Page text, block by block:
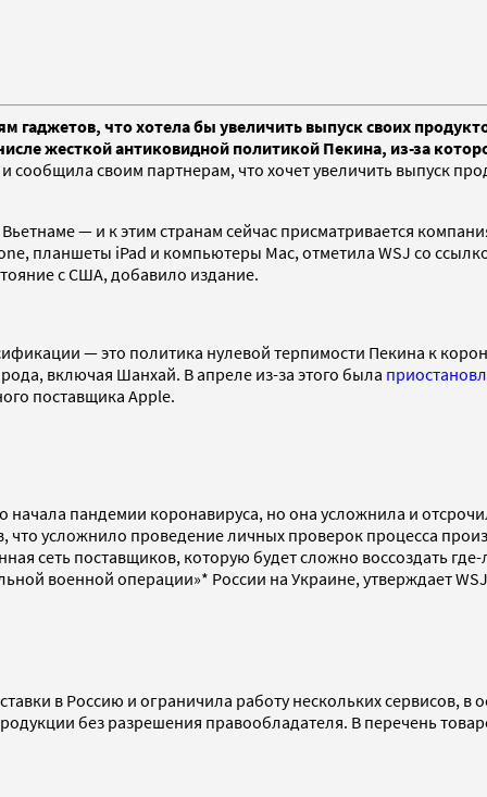
что хотела бы увеличить выпуск своих
жесткой антиковидной политикой Пекина, из-за
сообщила своим партнерам, что хочет увеличить выпуск
— и к этим странам сейчас присматривается
планшеты iPad и компьютеры Mac, отметила WSJ со
с США, добавило издание.
— это политика нулевой терпимости Пекина к
включая Шанхай. В апреле из-за этого была
поставщика Apple.
пандемии коронавируса, но она усложнила и
что усложнило проведение личных проверок процесса
сеть поставщиков, которую будет сложно воссоздать
военной операции»* России на Украине, утверждает
в Россию и ограничила работу нескольких сервисов, в
без разрешения правообладателя. В перечень